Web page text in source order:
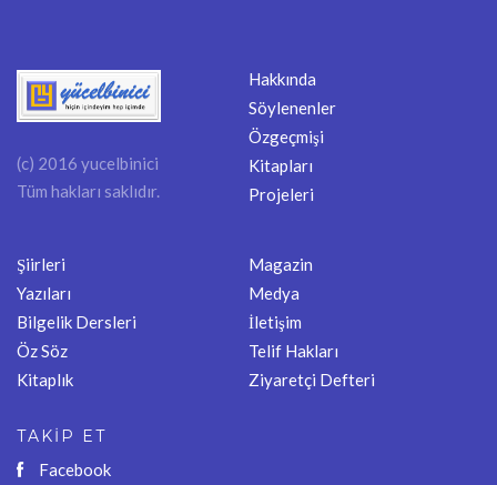
(c) 2016 yucelbinici
Tüm hakları saklıdır.
Hakkında
Söylenenler
Özgeçmişi
Kitapları
Projeleri
Şiirleri
Yazıları
Bilgelik Dersleri
Öz Söz
Kitaplık
Magazin
Medya
İletişim
Telif Hakları
Ziyaretçi Defteri
TAKİP ET
Facebook